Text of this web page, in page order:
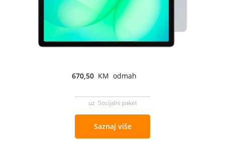
670,50 KM odmah
uz Socijalni paket
Saznaj više